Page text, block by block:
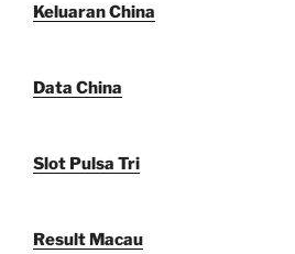
Keluaran China
Data China
Slot Pulsa Tri
Result Macau